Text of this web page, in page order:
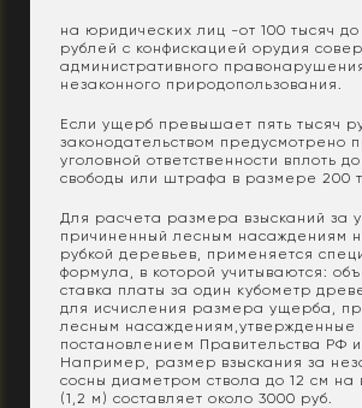
на юридических лиц -от 100 тысяч до
рублей с конфискацией орудия
административного
незаконного природопользования.
Если ущерб превышает пять тысяч
законодательством предусмотрено
уголовной ответственности вплоть
свободы или штрафа в размере 200
Для расчета размера взысканий за
причиненный лесным насаждениям
рубкой деревьев, применяется
формула, в которой учитываются:
ставка платы за один кубометр
для исчисления размера ущерба,
лесным насаждениям,утвержденные
постановлением Правительства РФ и
Например, размер взыскания за
сосны диаметром ствола до 12 см на
(1,2 м) составляет около 3000 руб.